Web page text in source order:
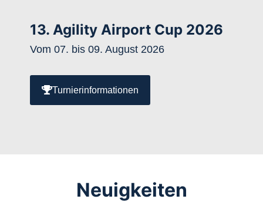
13. Agility Airport Cup 2026
Vom 07. bis 09. August 2026
Turnierinformationen
Neuigkeiten